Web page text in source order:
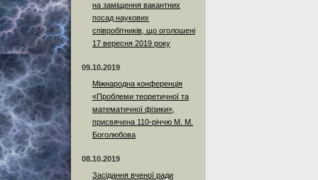
на заміщення вакантних
посад наукових
співробітників, що оголошені
17 вересня 2019 року
09.10.2019
Міжнародна конференція
«Проблеми теоретичної та
математичної фізики»,
присвячена 110-річчю М. М.
Боголюбова
08.10.2019
Засідання вченої ради